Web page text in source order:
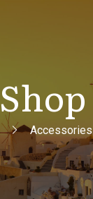
Shop
Accessories